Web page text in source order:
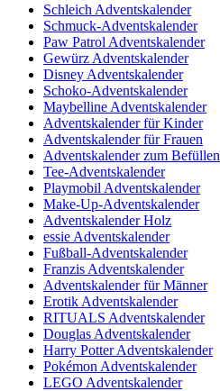
Schleich Adventskalender
Schmuck-Adventskalender
Paw Patrol Adventskalender
Gewürz Adventskalender
Disney Adventskalender
Schoko-Adventskalender
Maybelline Adventskalender
Adventskalender für Kinder
Adventskalender für Frauen
Adventskalender zum Befüllen
Tee-Adventskalender
Playmobil Adventskalender
Make-Up-Adventskalender
Adventskalender Holz
essie Adventskalender
Fußball-Adventskalender
Franzis Adventskalender
Adventskalender für Männer
Erotik Adventskalender
RITUALS Adventskalender
Douglas Adventskalender
Harry Potter Adventskalender
Pokémon Adventskalender
LEGO Adventskalender